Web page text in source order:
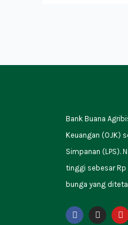
Bank Buana
Keuangan (OJK)
Simpanan (LPS).
tinggi sebesar Rp
bunga yang
F
a
I
n
Y
o